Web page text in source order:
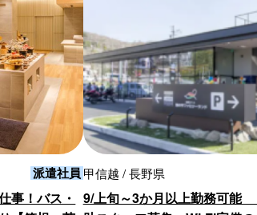
派遣社員
事！バス・
甲信越 / 長野県
9/上旬～3か月以上勤務可能